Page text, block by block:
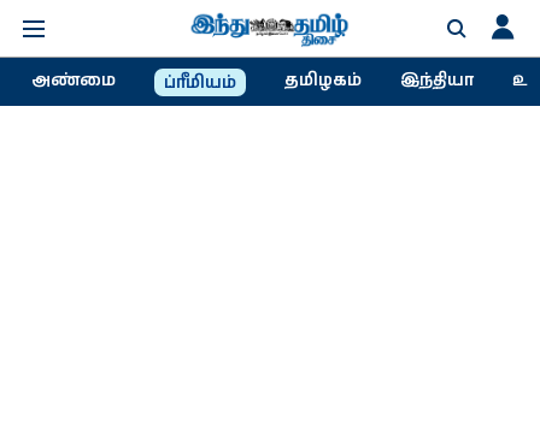
அண்மை ப்ரீமியம் தமிழகம் இந்தியா